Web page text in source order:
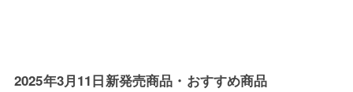
2025年3月11日新発売商品・おすすめ商品